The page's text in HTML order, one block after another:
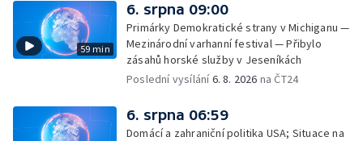
59 min
6. srpna 09:00
Primárky Demokratické strany v Michiganu —
Mezinárodní varhanní festival — Přibylo
zásahů horské služby v Jeseníkách
Poslední vysílání6. 8. 2026 na ČT24
6. srpna 06:59
Domácí a zahraniční politika USA; Situace na